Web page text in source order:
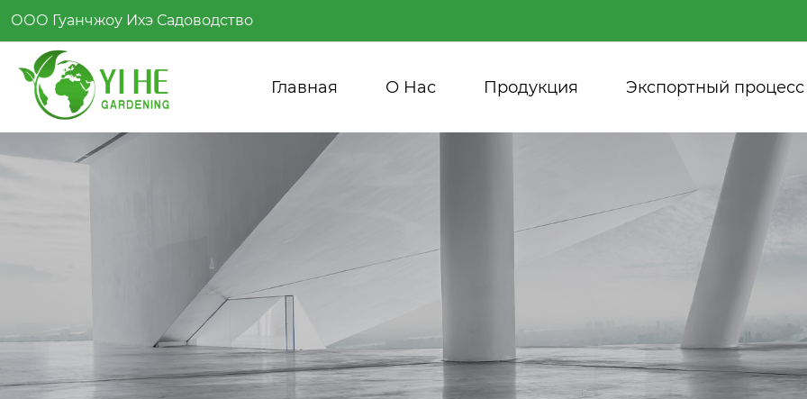
ООО Гуанчжоу Ихэ Садоводство
Главная О Нас Продукция Экспортный процесс